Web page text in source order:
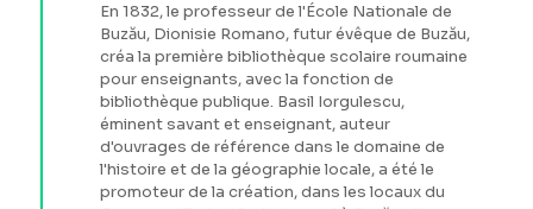
En 1832, le professeur de l'École Nationale de
Buzău, Dionisie Romano, futur évêque de Buzău,
créa la première bibliothèque scolaire roumaine
pour enseignants, avec la fonction de
bibliothèque publique. Basil Iorgulescu,
éminent savant et enseignant, auteur
d'ouvrages de référence dans le domaine de
l'histoire et de la géographie locale, a été le
promoteur de la création, dans les locaux du